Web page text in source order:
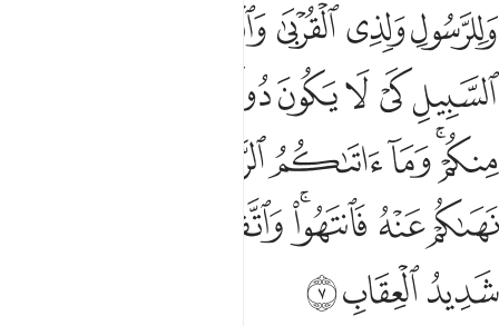
ﲁﲂﲃﲄ
ﲇﲈﲉﲊﲋ
ﲎﲏﲐﲑﲒ
ﲕﲖﲗﲘﲙ
ﲞﲟﲠ